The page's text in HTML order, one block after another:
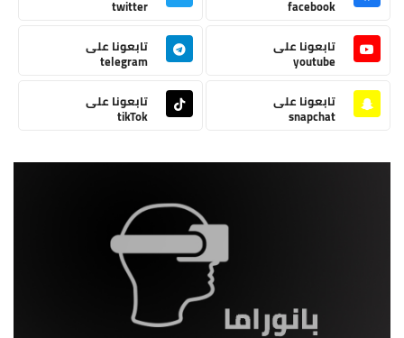
facebook
twitter
تابعونا على
youtube
تابعونا على
telegram
تابعونا على
snapchat
تابعونا على
tikTok